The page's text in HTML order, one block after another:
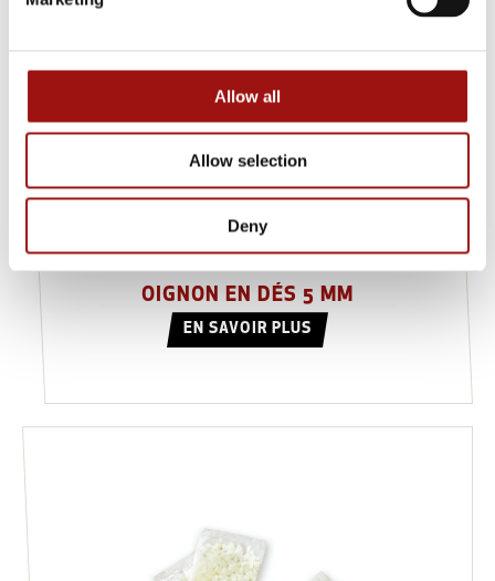
Allow all
Allow selection
Deny
OIGNON EN DÉS 5 MM
EN SAVOIR PLUS